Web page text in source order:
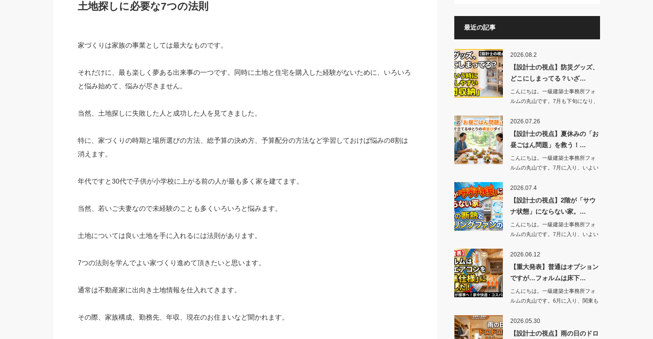
土地探しに必要な7つの法則
家づくりは家族の事業としては最大なものです。
それだけに、最も楽しく夢ある出来事の一つです。同時に土地と住宅を購入した経験がないために、いろいろ
と悩み始めて、悩みが尽きません。
当然、土地探しに失敗した人と成功した人を見てきました。
特に、家づくりの時期と場所選びの方法、総予算の決め方、予算配分の方法など学習しておけば悩みの8割は
消えます。
年代ですと30代で子供が小学校に上がる前の人が最も多く家を建てます。
当然、若いご夫妻なので未経験のことも多くいろいろと悩みます。
土地については良い土地を手に入れるには法則があります。
7つの法則を学んでよい家づくり進めて頂きたいと思います。
通常は不動産家に出向き土地情報を仕入れてきます。
その際、家族構成、勤務先、年収、現在のお住まいなど聞かれます。
最近の記事
2026.08.2
【設計士の視点】防災グッズ、
どこにしまってる？いざ…
こんにちは。一級建築士事務所フォ
ルムの丸山です。7月も下旬になり、
2026.07.26
【設計士の視点】夏休みの「お
昼ごはん問題」を救う！…
こんにちは。一級建築士事務所フォ
ルムの丸山です。7月に入り、いよい
2026.07.4
【設計士の視点】2階が「サウ
ナ状態」にならない家。…
こんにちは。一級建築士事務所フォ
ルムの丸山です。7月に入り、いよい
2026.06.12
【重大発表】普通はオプション
ですが…フォルムは床下…
こんにちは。一級建築士事務所フォ
ルムの丸山です。6月に入り、関東も
2026.05.30
【設計士の視点】雨の日のドロ